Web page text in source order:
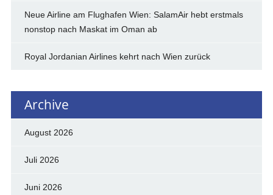
Neue Airline am Flughafen Wien: SalamAir hebt erstmals
nonstop nach Maskat im Oman ab
Royal Jordanian Airlines kehrt nach Wien zurück
Archive
August 2026
Juli 2026
Juni 2026